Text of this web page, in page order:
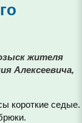
жителя
Алексеевича,
короткие седые.